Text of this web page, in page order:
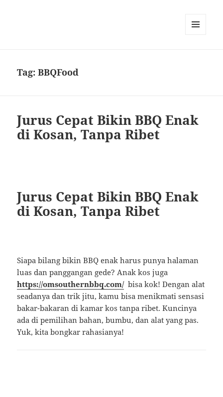
Tag:BBQFood
Jurus Cepat Bikin BBQ Enak
di Kosan, Tanpa Ribet
Jurus Cepat Bikin BBQ Enak
di Kosan, Tanpa Ribet
Siapa bilang bikin BBQ enak harus punya halaman
luas dan panggangan gede? Anak kos juga
https://omsouthernbbq.com/bisa kok! Dengan alat
seadanya dan trik jitu, kamu bisa menikmati sensasi
bakar-bakaran di kamar kos tanpa ribet. Kuncinya
ada di pemilihan bahan, bumbu, dan alat yang pas.
Yuk, kita bongkar rahasianya!